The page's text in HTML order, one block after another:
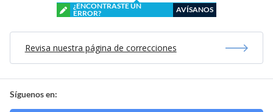
¿ENCONTRASTE UN
ERROR?
AVÍSANOS
Revisa nuestra página de correcciones
Síguenos en: